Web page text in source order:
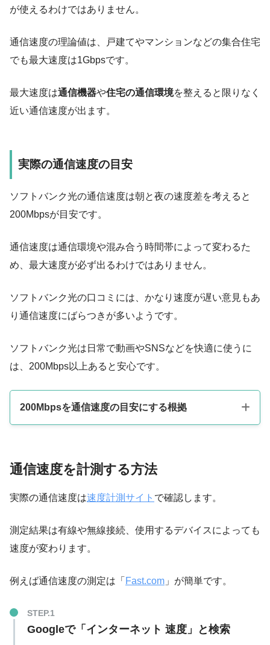
が使えるわけではありません。
通信速度の理論値は、
戸建てやマンションなどの集合住宅
でも最大速度は1Gbpsです。
最大速度は通信機器や住宅の通信環境を整えると限りなく
近い通信速度が出ます。
実際の通信速度の目安
ソフトバンク光の通信速度は朝と夜の速度差を考えると
200Mbpsが目安です。
通信速度は通信環境や混み合う時間帯によって変わるた
め、 最大速度が必ず出るわけではありません。
ソフトバンク光の口コミには、かなり速度が遅い意見もあ
り通信速度にばらつきが多いようです。
ソフトバンク光は日常で動画やSNSなどを快適に使うに
は、 200Mbps以上あると安心です。
200Mbpsを通信速度の目安にする根拠
朝 543Mbps 314Mbps
通信速度を計測する方法
実際の通信速度は速度計測サイト で確認します。
測定結果は有線や無線接続、使用するデバイスによっても
速度が変わります。
例えば通信速度の測定は「 Fast.com 」が簡単です。
Googleで「インターネット 速度」と検索